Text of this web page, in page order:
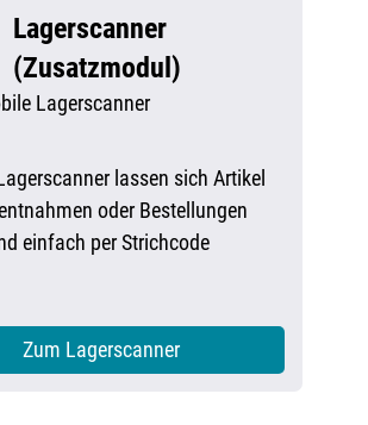
Lagerscanner
(Zusatzmodul)
lassen sich Artikel
oder Bestellungen
einfach per Strichcode
Zum Lagerscanner